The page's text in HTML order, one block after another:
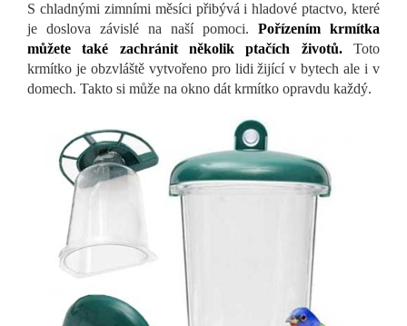
S chladnými zimními měsíci přibývá i hladové ptactvo, které
je doslova závislé na naší pomoci. Pořízením krmítka
můžete také zachránit několik ptačích životů.Toto
krmítko je obzvláště vytvořeno pro lidi žijící v bytech ale i v
domech. Takto si může na okno dát krmítko opravdu každý.